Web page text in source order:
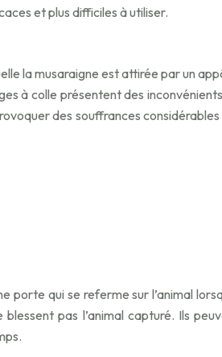
et plus difficiles à utiliser.
la musaraigne est attirée par un
à colle présentent des
des souffrances
porte qui se referme sur l’animal
pas l’animal capturé. Ils